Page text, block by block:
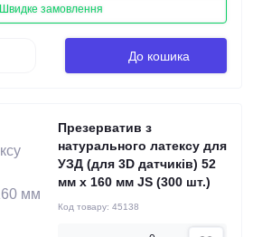
Швидке замовлення
До кошика
Презерватив з
натурального латексу для
УЗД (для 3D датчиків) 52
мм х 160 мм JS (300 шт.)
Код товару: 45138